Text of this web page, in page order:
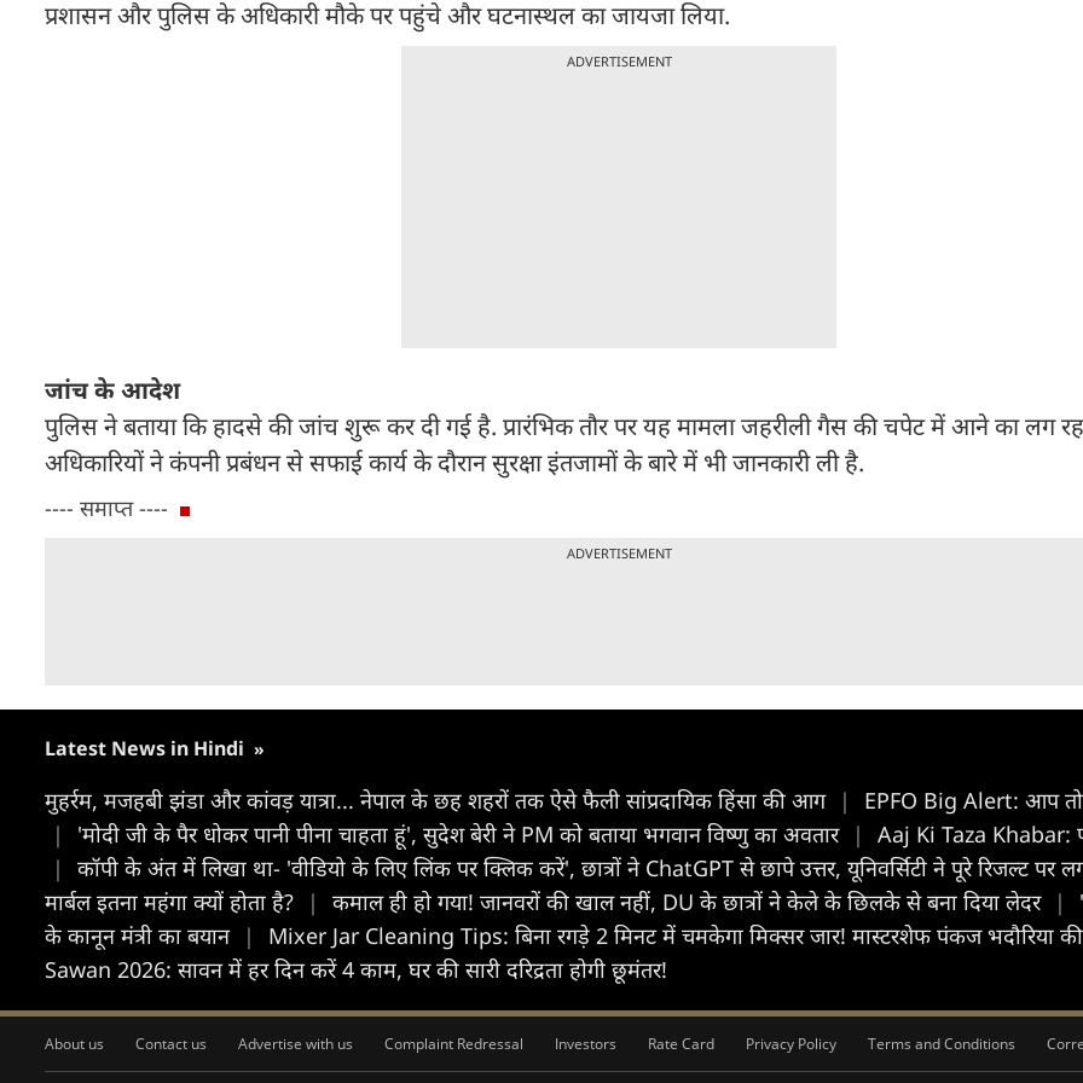
प्रशासन और पुलिस के अधिकारी मौके पर पहुंचे और घटनास्थल का जायजा लिया.
ADVERTISEMENT
जांच के आदेश
पुलिस ने बताया कि हादसे की जांच शुरू कर दी गई है. प्रारंभिक तौर पर यह मामला जहरीली गैस की चपेट में आने का लग
अधिकारियों ने कंपनी प्रबंधन से सफाई कार्य के दौरान सुरक्षा इंतजामों के बारे में भी जानकारी ली है.
---- समाप्त ----
ADVERTISEMENT
Latest News in Hindi »
मुहर्रम, मजहबी झंडा और कांवड़ यात्रा... नेपाल के छह शहरों तक ऐसे फैली सांप्रदायिक हिंसा की आग |
EPFO Big Alert: आप तो
|
'मोदी जी के पैर धोकर पानी पीना चाहता हूं', सुदेश बेरी ने PM को बताया भगवान विष्णु का अवतार |
Aaj Ki Taza Khabar:
|
कॉपी के अंत में लिखा था- 'वीडियो के लिए लिंक पर क्लिक करें', छात्रों ने ChatGPT से छापे उत्तर, यूनिवर्सिटी ने पूरे रिजल्ट पर
मार्बल इतना महंगा क्यों होता है?
| कमाल ही हो गया! जानवरों की खाल नहीं, DU के छात्रों ने केले के छिलके से बना दिया लेदर |
के कानून मंत्री का बयान |
Mixer Jar Cleaning Tips: बिना रगड़े 2 मिनट में चमकेगा मिक्सर जार! मास्टरशेफ पंकज भदौरिया
Sawan 2026: सावन में हर दिन करें 4 काम, घर की सारी दरिद्रता होगी छूमंतर!
About us Contact us Advertise with us Complaint Redressal Investors Rate Card Privacy Policy Terms and Conditions